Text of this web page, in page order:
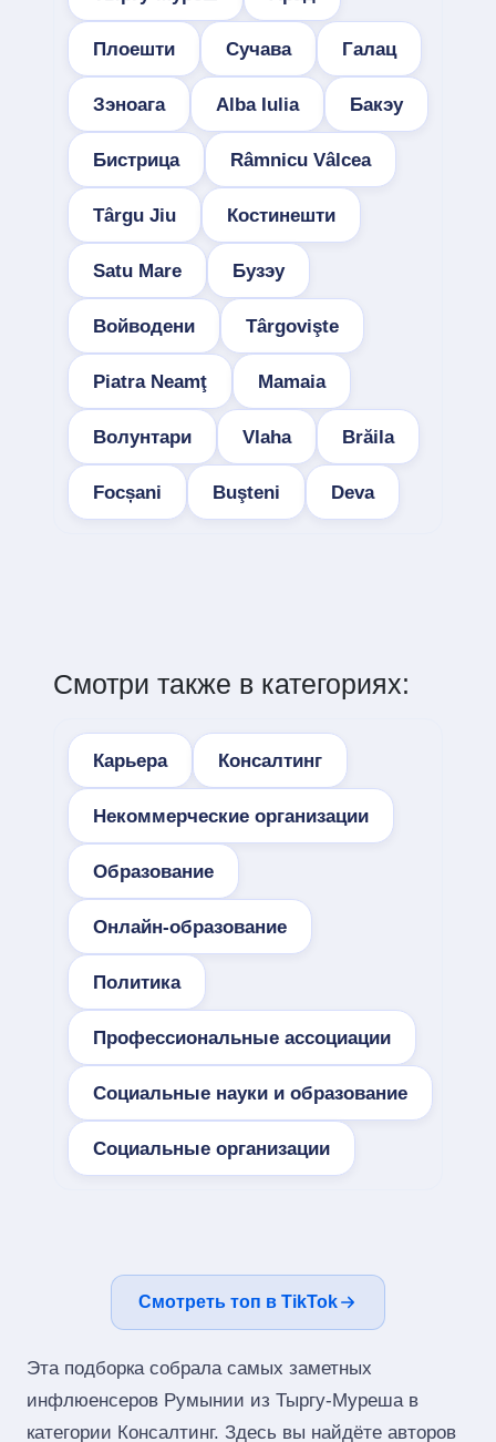
Плоешти Сучава Галац
Зэноага Alba Iulia Бакэу
Бистрица Râmnicu Vâlcea
Târgu Jiu Костинешти
Satu Mare Бузэу
Войводени Târgovişte
Piatra Neamţ Mamaia
Волунтари Vlaha Brăila
Focșani Buşteni Deva
Смотри также в категориях:
Карьера Консалтинг
Некоммерческие организации
Образование
Онлайн-образование
Политика
Профессиональные ассоциации
Социальные науки и образование
Социальные организации
Смотреть топ в TikTok
Эта подборка собрала самых заметных
инфлюенсеров Румынии из Тыргу-Муреша в
категории Консалтинг. Здесь вы найдёте авторов